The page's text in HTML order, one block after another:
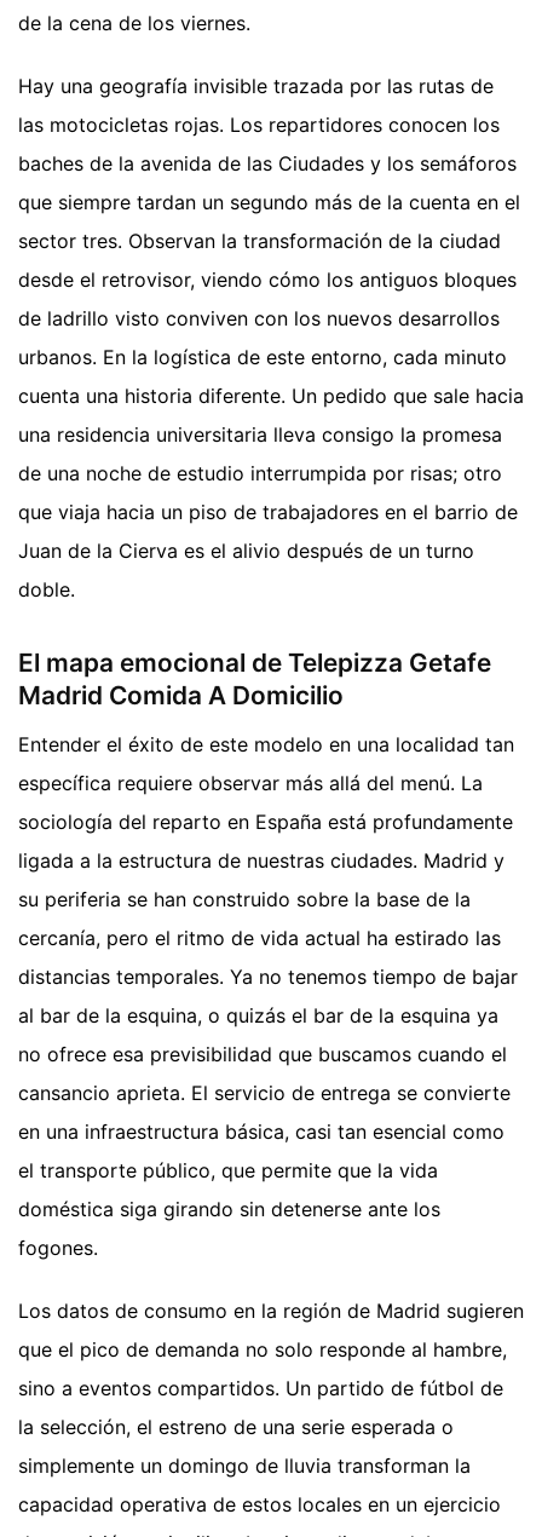
de la cena de los viernes.
Hay una geografía invisible trazada por las rutas de
las motocicletas rojas. Los repartidores conocen los
baches de la avenida de las Ciudades y los semáforos
que siempre tardan un segundo más de la cuenta en el
sector tres. Observan la transformación de la ciudad
desde el retrovisor, viendo cómo los antiguos bloques
de ladrillo visto conviven con los nuevos desarrollos
urbanos. En la logística de este entorno, cada minuto
cuenta una historia diferente. Un pedido que sale hacia
una residencia universitaria lleva consigo la promesa
de una noche de estudio interrumpida por risas; otro
que viaja hacia un piso de trabajadores en el barrio de
Juan de la Cierva es el alivio después de un turno
doble.
El mapa emocional de Telepizza Getafe
Madrid Comida A Domicilio
Entender el éxito de este modelo en una localidad tan
específica requiere observar más allá del menú. La
sociología del reparto en España está profundamente
ligada a la estructura de nuestras ciudades. Madrid y
su periferia se han construido sobre la base de la
cercanía, pero el ritmo de vida actual ha estirado las
distancias temporales. Ya no tenemos tiempo de bajar
al bar de la esquina, o quizás el bar de la esquina ya
no ofrece esa previsibilidad que buscamos cuando el
cansancio aprieta. El servicio de entrega se convierte
en una infraestructura básica, casi tan esencial como
el transporte público, que permite que la vida
doméstica siga girando sin detenerse ante los
fogones.
Los datos de consumo en la región de Madrid sugieren
que el pico de demanda no solo responde al hambre,
sino a eventos compartidos. Un partido de fútbol de
la selección, el estreno de una serie esperada o
simplemente un domingo de lluvia transforman la
capacidad operativa de estos locales en un ejercicio